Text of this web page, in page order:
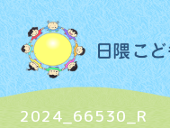
2024_66530_R